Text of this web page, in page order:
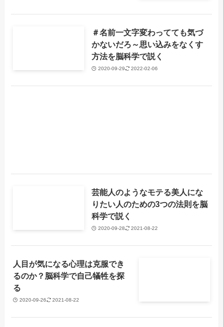
＃名前一文字変わってても気づ
かないだろ～思い込みをなくす
方法を脳科学で説く
2020-09-29 2022-02-06
芸能人のようなモテる美人にな
りたい人のための3つの法則を脳
科学で説く
2020-09-28 2021-08-22
人目が気になる心理は克服でき
るのか？脳科学で自己犠牲を探
る
2020-09-26 2021-08-22